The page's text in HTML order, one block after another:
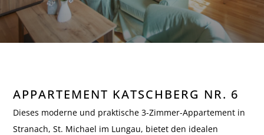
Zurück
APPARTEMENT KATSCHBERG NR. 6
Dieses moderne und praktische 3-Zimmer-Appartement in
Stranach, St. Michael im Lungau, bietet den idealen